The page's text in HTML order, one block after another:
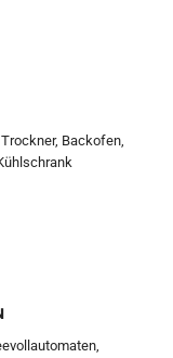
Backofen,